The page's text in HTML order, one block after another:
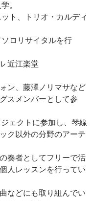
。
ト、トリオ・カルディ
ロリサイタルを行
近江楽堂
ン、藤澤ノリマサなど
スメンバーとして参
ェクトに参加し、琴線
ク以外の分野のアーテ
奏者としてフリーで活
人レッスンを行ってい
などにも取り組んでい